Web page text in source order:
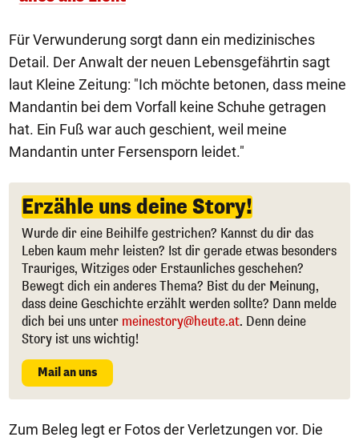
Für Verwunderung sorgt dann ein medizinisches
Detail. Der Anwalt der neuen Lebensgefährtin sagt
laut Kleine Zeitung: "Ich möchte betonen, dass meine
Mandantin bei dem Vorfall keine Schuhe getragen
hat. Ein Fuß war auch geschient, weil meine
Mandantin unter Fersensporn leidet."
Erzähle uns deine Story!
Wurde dir eine Beihilfe gestrichen? Kannst du dir das
Leben kaum mehr leisten? Ist dir gerade etwas besonders
Trauriges, Witziges oder Erstaunliches geschehen?
Bewegt dich ein anderes Thema? Bist du der Meinung,
dass deine Geschichte erzählt werden sollte? Dann melde
dich bei uns unter meinestory@heute.at. Denn deine
Story ist uns wichtig!
Mail an uns
Zum Beleg legt er Fotos der Verletzungen vor. Die